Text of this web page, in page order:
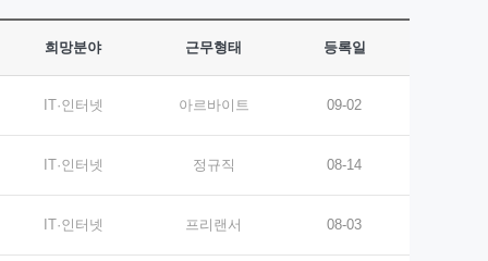
희망분야 근무형태 등록일
IT·인터넷 아르바이트 09-02
IT·인터넷 정규직 08-14
IT·인터넷 프리랜서 08-03